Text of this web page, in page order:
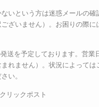
いという方は迷惑メールの
ざいません）。お困りの際
送を予定しております。営業
れません）。状況によって
い。
リックポスト